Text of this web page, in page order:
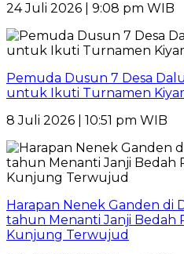
24 Juli 2026 | 9:08 pm WIB
Pemuda Dusun 7 Desa
untuk Ikuti Turnamen
8 Juli 2026 | 10:51 pm WIB
Harapan Nenek Ganden di
tahun Menanti Janji Bedah
Kunjung Terwujud